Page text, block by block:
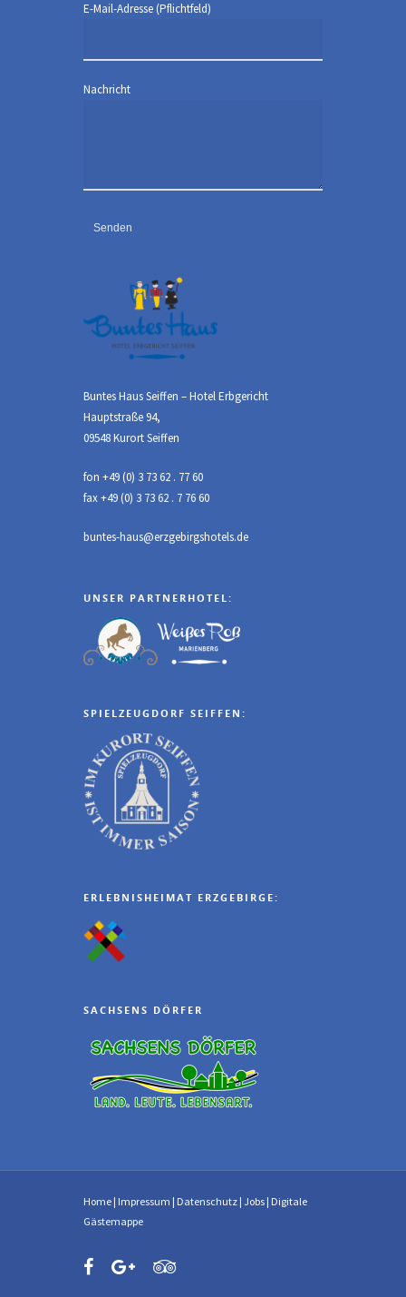
E-Mail-Adresse (Pflichtfeld)
Nachricht
Buntes Haus Seiffen – Hotel Erbgericht
Hauptstraße 94,
09548 Kurort Seiffen
fon +49 (0) 3 73 62 . 77 60
fax +49 (0) 3 73 62 . 7 76 60
buntes-haus@erzgebirgshotels.de
UNSER PARTNERHOTEL:
SPIELZEUGDORF SEIFFEN:
ERLEBNISHEIMAT ERZGEBIRGE:
SACHSENS DÖRFER
Home | Impressum | Datenschutz | Jobs | Digitale
Gästemappe